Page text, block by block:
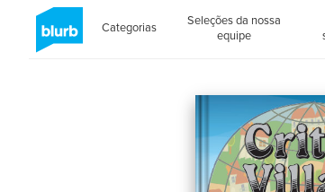
Categorias
Seleções da nossa
equipe